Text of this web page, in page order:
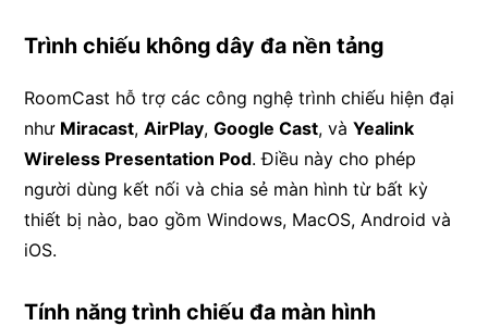
Trình chiếu không dây đa nền tảng
RoomCast hỗ trợ các công nghệ trình chiếu hiện đại
như Miracast,AirPlay,Google Cast, vàYealink
Wireless Presentation Pod. Điều này cho phép
người dùng kết nối và chia sẻ màn hình từ bất kỳ
thiết bị nào, bao gồm Windows, MacOS, Android và
iOS.
Tính năng trình chiếu đa màn hình